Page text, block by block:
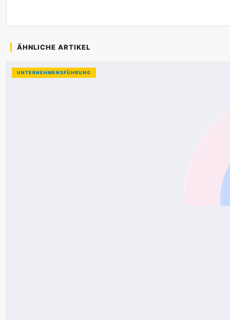
ÄHNLICHE ARTIKEL
UNTERNEHMENSFÜHRUNG